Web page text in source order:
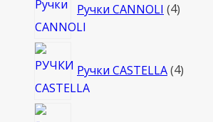
Ручки CANNOLI 4товара
Ручки CASTELLA 4товара